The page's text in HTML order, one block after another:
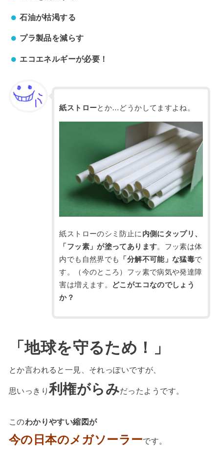
石油が枯渇する
プラ製品を減らす
エコエネルギーが必要！
紙ストローとか…どうかしてますよね。
紙ストローのシミ防止に 内側にタップリ、
「フッ素」が塗ってあります。フッ素は体
内でも自然界でも
「分解不可能」な猛毒で
す。（今のところ）フッ素で病気や発達障
害は増えます。
どこがエコなのでしょう
か？
「地球を守るため！」
とか言われると 一見、それっぽいですが、
思いっきり利権がらみだったようです。
このわかりやすい縮図が
今の日本のメガソーラーです。